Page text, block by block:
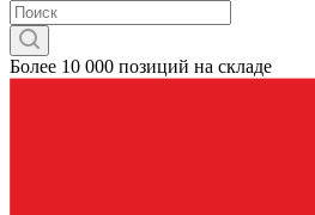
Более 10 000 позиций на складе